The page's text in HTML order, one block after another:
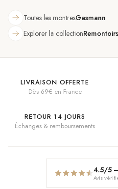
Toutes les montresGasmann
Explorer la collection
LIVRAISON OFFERTE
Dès 69€ en France
RETOUR 14 JOURS
Échanges & remboursements
4.5/5
Avis